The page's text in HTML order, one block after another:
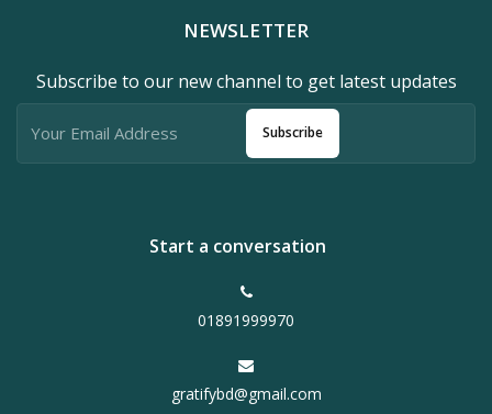
NEWSLETTER
Subscribe to our new channel to get latest updates
Subscribe
Start a conversation
01891999970
gratifybd@gmail.com